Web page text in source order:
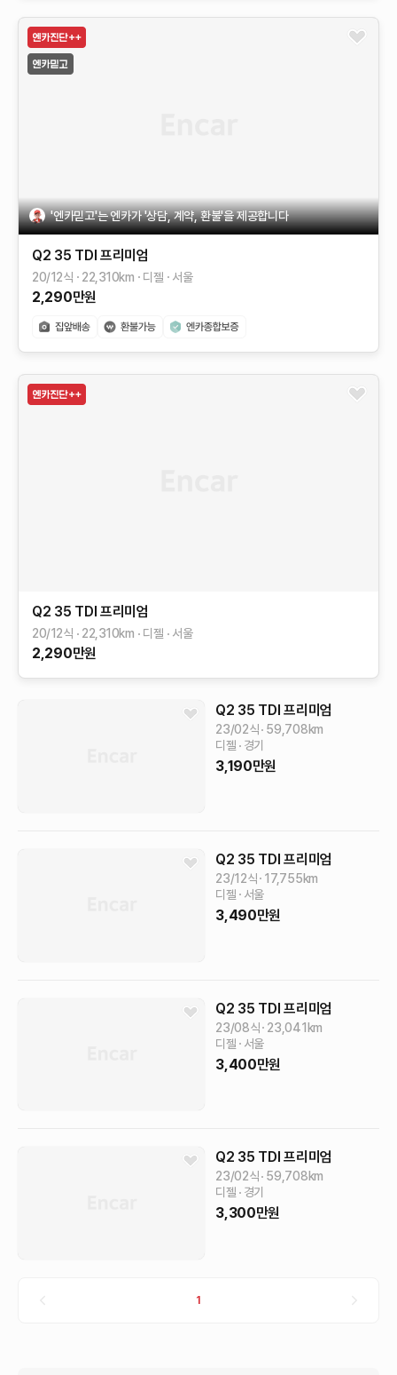
'엔카믿고'는 엔카가 '상담, 계약, 환불'을 제공합니다
Q2 35 TDI 프리미엄
20/12식 22,310km 디젤 서울
2,290만원
Q2 35 TDI 프리미엄
20/12식 22,310km 디젤 서울
2,290만원
Q2 35 TDI 프리미엄
23/02식 59,708km
디젤
경기
3,190만원
Q2 35 TDI 프리미엄
23/12식 17,755km
디젤
서울
3,490만원
Q2 35 TDI 프리미엄
23/08식 23,041km
디젤
서울
3,400만원
Q2 35 TDI 프리미엄
23/02식 59,708km
디젤
경기
3,300만원
1